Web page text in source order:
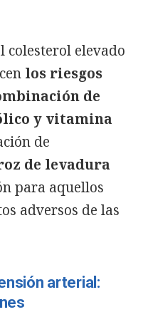
colesterol elevado
los riesgos
de
y vitamina
de
de levadura
para aquellos
adversos de las
arterial: